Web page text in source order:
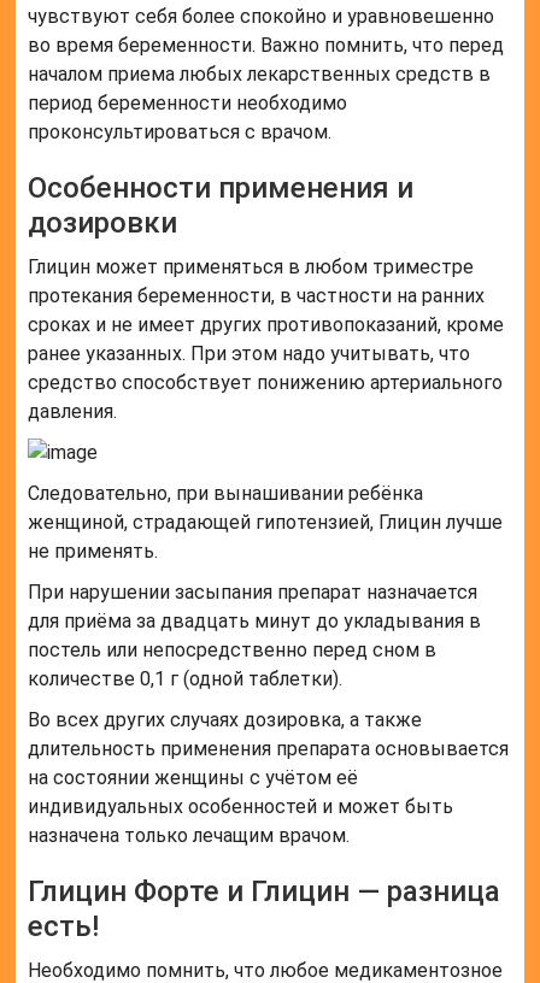
чувствуют себя более спокойно и уравновешенно
во время беременности. Важно помнить, что перед
началом приема любых лекарственных средств в
период беременности необходимо
проконсультироваться с врачом.
Особенности применения и
дозировки
Глицин может применяться в любом триместре
протекания беременности, в частности на ранних
сроках и не имеет других противопоказаний, кроме
ранее указанных. При этом надо учитывать, что
средство способствует понижению артериального
давления.
Следовательно, при вынашивании ребёнка
женщиной, страдающей гипотензией, Глицин лучше
не применять.
При нарушении засыпания препарат назначается
для приёма за двадцать минут до укладывания в
постель или непосредственно перед сном в
количестве 0,1 г (одной таблетки).
Во всех других случаях дозировка, а также
длительность применения препарата основывается
на состоянии женщины с учётом её
индивидуальных особенностей и может быть
назначена только лечащим врачом.
Глицин Форте и Глицин — разница
есть!
Необходимо помнить, что любое медикаментозное